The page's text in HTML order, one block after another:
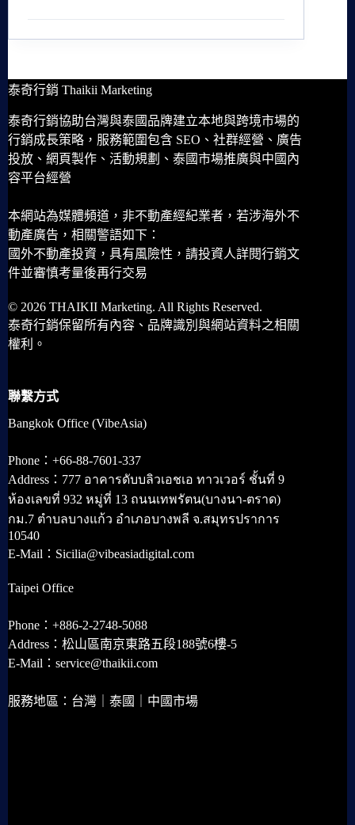
泰奇行銷 Thaikii Marketing
泰奇行銷協助台灣與泰國品牌建立本地與跨境市場的
行銷成長策略，服務範圍包含 SEO、社群經營、廣告
投放、網頁製作、活動規劃、泰國市場推廣與中國內
容平台經營
本網站為媒體頻道，非不動產經紀業者，若涉海外不
動產廣告，相關警語如下：
國外不動產投資，具有風險性，請投資人詳閱行銷文
件並審慎考量後再行交易
© 2026 THAIKII Marketing. All Rights Reserved.
泰奇行銷保留所有內容、品牌識別與網站資料之相關
權利。
聯繫方式
Bangkok Office (VibeAsia)
Phone：+66-88-7601-337
Address：777 อาคารดับบลิวเอชเอ ทาวเวอร์ ชั้นที่ 9
ห้องเลขที่ 932 หมู่ที่ 13 ถนนเทพรัตน(บางนา-ตราด)
กม.7 ตำบลบางแก้ว อำเภอบางพลี จ.สมุทรปราการ
10540
E-Mail：Sicilia@vibeasiadigital.com
Taipei Office
Phone：+886-2-2748-5088
Address：松山區南京東路五段188號6樓-5
E-Mail：service@thaikii.com
服務地區：台灣｜泰國｜中國市場